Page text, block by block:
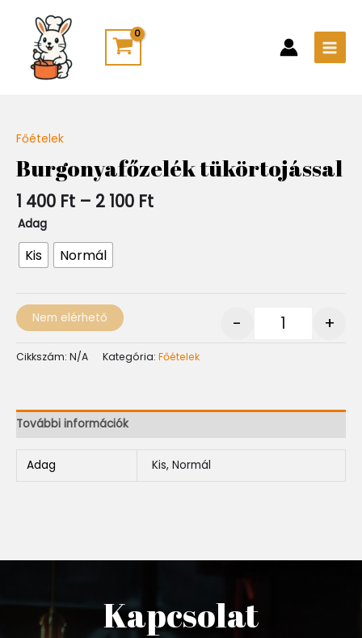
content
Főételek
Burgonyafőzelék tükörtojással
1 400 Ft – 2 100 Ft
400 Ft
-
2
Adag
Kis Normál
- +
Nem elérhető
Cikkszám: N/A Kategória: Főételek
További információk
Adag Kis, Normál
Kapcsolat